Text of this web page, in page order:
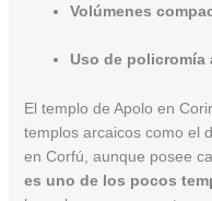
Volúmenes
Uso de
El templo de Apolo en
templos arcaicos como el
en Corfú, aunque posee
es uno de los pocos